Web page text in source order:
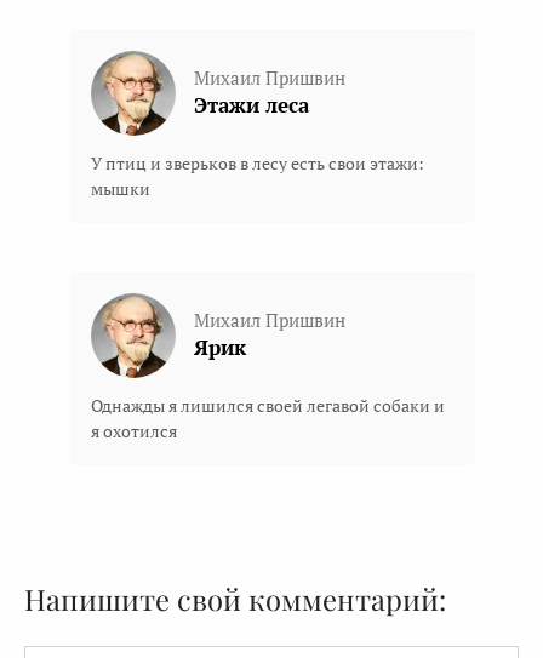
Михаил Пришвин
Этажи леса
У птиц и зверьков в лесу есть свои этажи:
мышки
Михаил Пришвин
Ярик
Однажды я лишился своей легавой собаки и
я охотился
Напишите свой комментарий: